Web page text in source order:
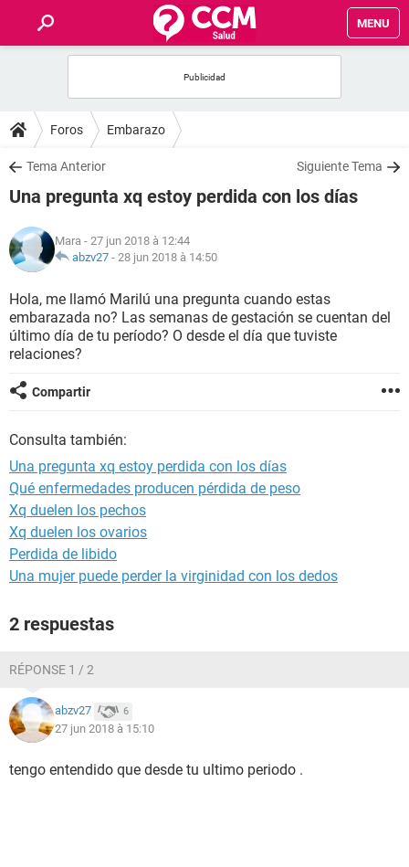
MENU
FORUMS
SALUD
FAMILIA
NUTRICIÓN
BIENESTAR
SEXUALIDAD
GLOSARIO
Foros Embarazo
Tema Anterior Siguiente Tema
Una pregunta xq estoy perdida con los días
Mara - 27 jun 2018 à 12:44
abzv27 - 28 jun 2018 à 14:50
Hola, me llamó Marilú una pregunta cuando estas
embarazada no? Las semanas de gestación se cuentan del
último día de tu período? O desde el día que tuviste
relaciones?
Compartir
Consulta también:
Una pregunta xq estoy perdida con los días
Qué enfermedades producen pérdida de peso
Xq duelen los pechos
Xq duelen los ovarios
Perdida de libido
Una mujer puede perder la virginidad con los dedos
2 respuestas
RÉPONSE 1 / 2
abzv27 6
27 jun 2018 à 15:10
tengo entendido que desde tu ultimo periodo .